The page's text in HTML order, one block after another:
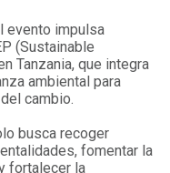
evento impulsa
(Sustainable
Tanzania, que integra
ambiental para
cambio.
busca recoger
fomentar la
fortalecer la